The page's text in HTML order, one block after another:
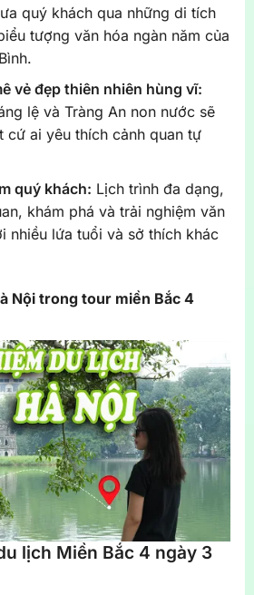
quý khách qua những di tích
tượng văn hóa ngàn năm của
vẻ đẹp thiên nhiên hùng vĩ:
lệ và Tràng An non nước sẽ
cứ ai yêu thích cảnh quan tự
quý khách: Lịch trình đa dạng,
khám phá và trải nghiệm văn
nhiều lứa tuổi và sở thích khác
Nội trong tour miền Bắc 4
lịch Miền Bắc 4 ngày 3